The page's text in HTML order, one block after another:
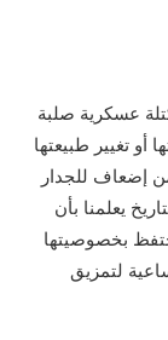
عسكرية صلبة
تغيير طبيعتها
إضعاف للجدار
يعلمنا بأن
بخصوصيتها
لتمزيق